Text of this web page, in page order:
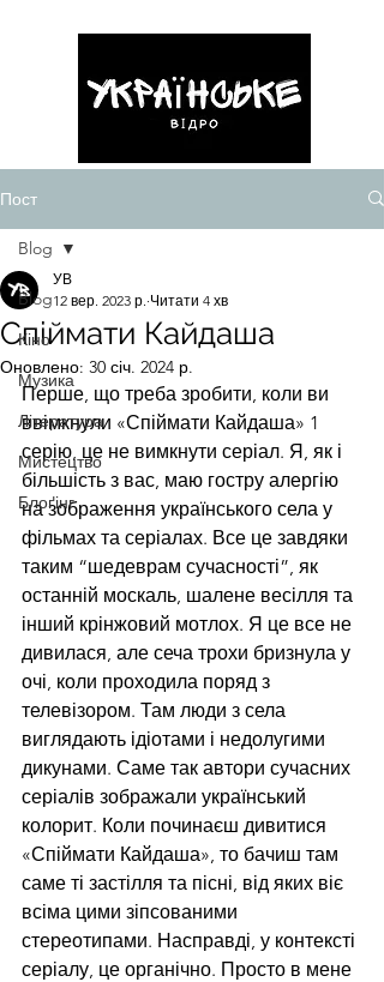
Пост
Blog
Кіно
Музика
Література
Мистецтво
Блоґінг
Blog
Спіймати Кайдаша
УВ
12 вер. 2023 р. Читати 4 хв
Оновлено: 30 січ. 2024 р.
Перше, що треба зробити, коли ви
ввімкнули «Спіймати Кайдаша» 1
серію, це не вимкнути серіал. Я, як і
більшість з вас, маю гостру алергію
на зображення українського села у
фільмах та серіалах. Все це завдяки
таким “шедеврам сучасності”, як
останній москаль, шалене весілля та
інший крінжовий мотлох. Я це все не
дивилася, але сеча трохи бризнула у
очі, коли проходила поряд з
телевізором. Там люди з села
виглядають ідіотами і недолугими
дикунами. Саме так автори сучасних
серіалів зображали український
колорит. Коли починаєш дивитися
«Спіймати Кайдаша», то бачиш там
саме ті застілля та пісні, від яких віє
всіма цими зіпсованими
стереотипами. Насправді, у контексті
серіалу, це органічно. Просто в мене